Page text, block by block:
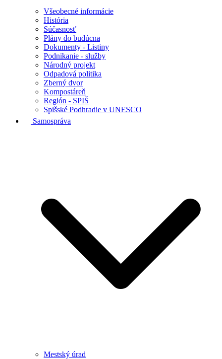
Všeobecné informácie
História
Súčasnosť
Plány do budúcna
Dokumenty - Listiny
Podnikanie - služby
Národný projekt
Odpadová politika
Zberný dvor
Kompostáreň
Región - SPIŠ
Spišské Podhradie v UNESCO
Samospráva
Mestský úrad